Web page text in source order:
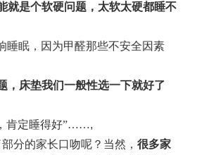
就是个软硬问题，太软太硬都睡不
睡眠，因为甲醛那些不安全因素
，床垫我们一般性选一下就好了
肯定睡得好”……,
分的家长口吻呢？当然， 很多家